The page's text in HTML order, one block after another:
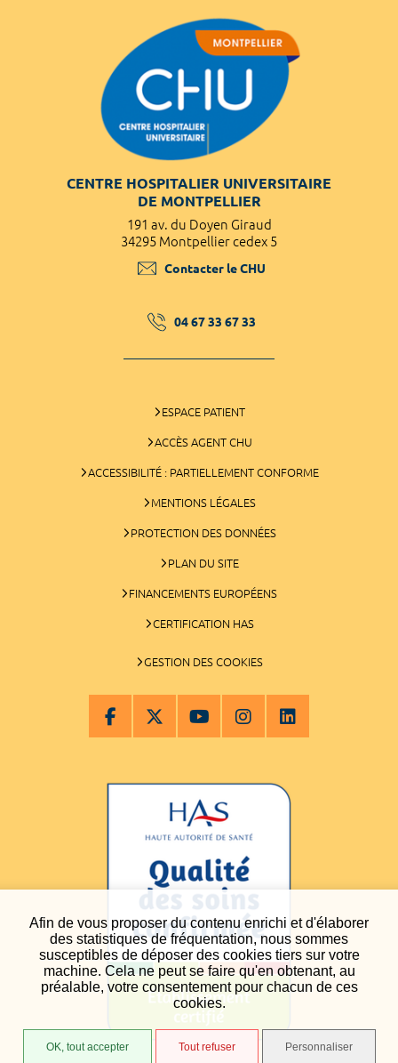
Afin de vous proposer du contenu enrichi et d'élaborer
des statistiques de fréquentation, nous sommes
susceptibles de déposer des cookies tiers sur votre
machine. Cela ne peut se faire qu'en obtenant, au
préalable, votre consentement pour chacun de ces
cookies.
OK, tout accepter Tout refuser Personnaliser
CENTRE HOSPITALIER UNIVERSITAIRE
DE MONTPELLIER
191 av. du Doyen Giraud
34295 Montpellier cedex 5
Contacter le CHU
04 67 33 67 33
ESPACE PATIENT
ACCÈS AGENT CHU
ACCESSIBILITÉ : PARTIELLEMENT CONFORME
MENTIONS LÉGALES
PROTECTION DES DONNÉES
PLAN DU SITE
FINANCEMENTS EUROPÉENS
CERTIFICATION HAS
GESTION DES COOKIES